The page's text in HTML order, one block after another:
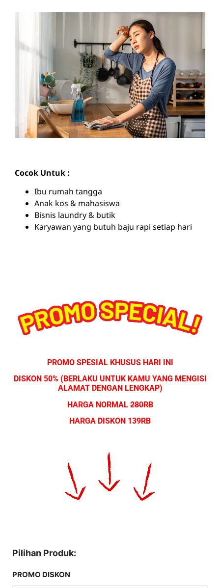
Cocok Untuk :
Ibu rumah tangga
Anak kos & mahasiswa
Bisnis laundry & butik
Karyawan yang butuh baju rapi setiap hari
PROMO SPESIAL KHUSUS HARI INI
DISKON 50% (BERLAKU UNTUK KAMU YANG MENGISI
ALAMAT DENGAN LENGKAP)
HARGA NORMAL280RB
HARGA DISKON 139RB
Pilihan Produk:
PROMO DISKON